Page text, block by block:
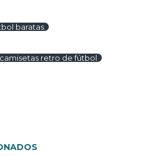
baratas
camisetas retro de fútbol